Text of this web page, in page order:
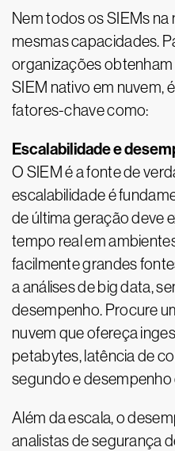
Nem todos os SIEMs
mesmas capacidades.
organizações
SIEM nativo em nuvem,
fatores-chave como:
Escalabilidade e
O SIEM é a fonte de
escalabilidade é
de última geração deve
tempo real em
facilmente grandes
a análises de big data,
desempenho. Procure
nuvem que ofereça
petabytes, latência de
segundo e
Além da escala, o
analistas de segurança